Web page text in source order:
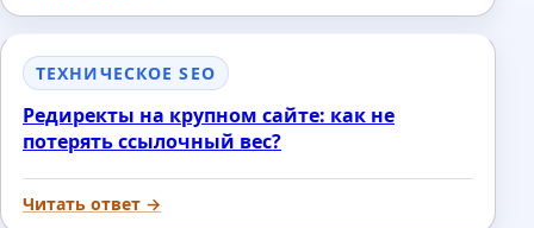
ТЕХНИЧЕСКОЕ SEO
Редиректы на крупном сайте: как не
потерять ссылочный вес?
Читать ответ →